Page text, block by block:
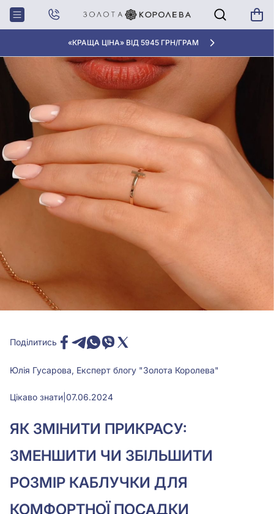
«КРАЩА ЦІНА» ВІД 5945 ГРН/ГРАМ
Головна Блог Цікаво знати Як змінити прикрасу
Поділитись
Юлія Гусарова, Експерт блогу "Золота Королева"
Цікаво знати 07.06.2024
ЯК ЗМІНИТИ ПРИКРАСУ:
ЗМЕНШИТИ ЧИ ЗБІЛЬШИТИ
РОЗМІР КАБЛУЧКИ ДЛЯ
КОМФОРТНОЇ ПОСАДКИ